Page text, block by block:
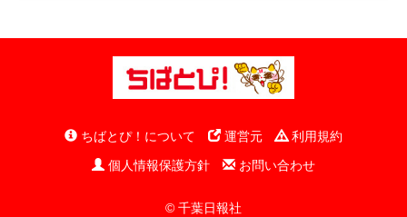
ちばとぴ！について 運営元
利用規約
個人情報保護方針
お問い合わせ
© 千葉日報社